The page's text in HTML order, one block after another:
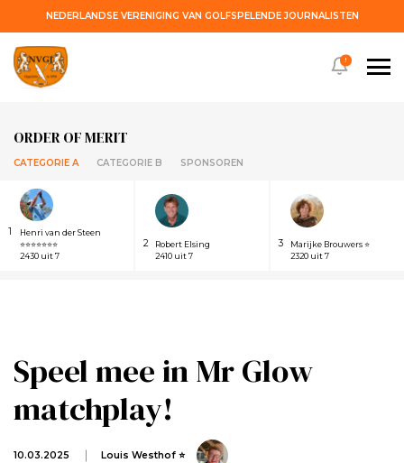
NEDERLANDSE VERENIGING VAN GOLFSPELENDE JOURNALISTEN
ORDER OF MERIT
CATEGORIE A CATEGORIE B SPONSOREN
1
Henri van der Steen
⭐⭐⭐⭐⭐⭐⭐
2430 uit 7
2
Robert Elsing
2410 uit 7
3
Marijke Brouwers ⭐
2320 uit 7
!
Speel mee in Mr Glow
matchplay!
10.03.2025 Louis Westhof ⭐